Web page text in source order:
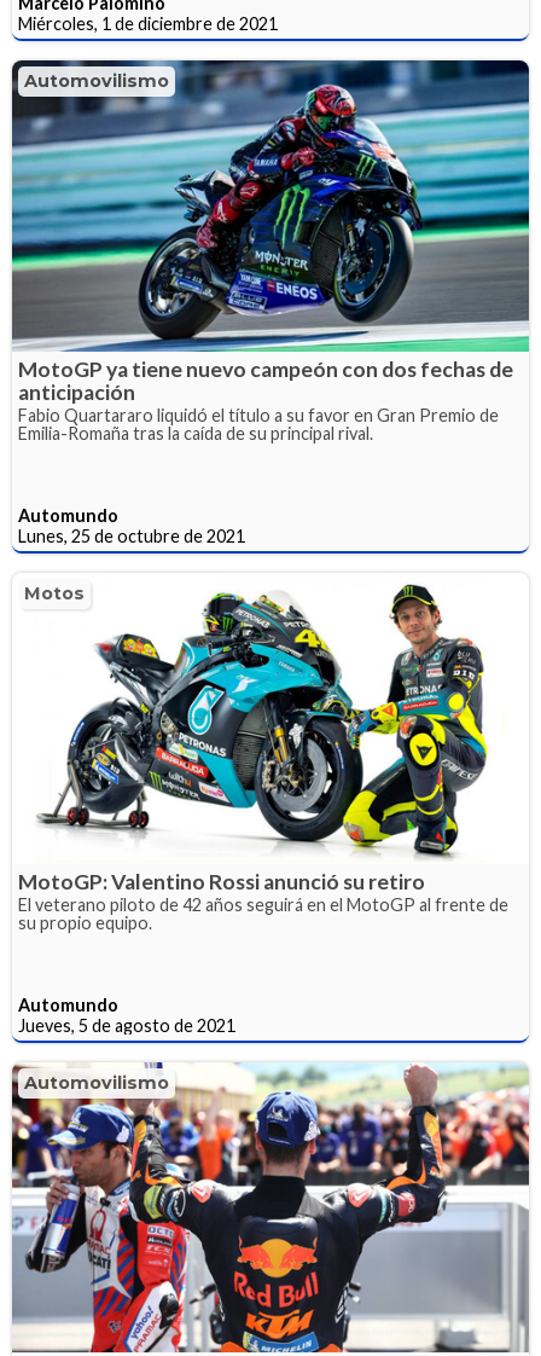
Miércoles, 1 de diciembre de 2021
Automovilismo
MotoGP ya tiene nuevo campeón con dos fechas de
anticipación
Fabio Quartararo liquidó el título a su favor en Gran Premio de
Emilia-Romaña tras la caída de su principal rival.
Automundo
Lunes, 25 de octubre de 2021
Motos
MotoGP: Valentino Rossi anunció su retiro
El veterano piloto de 42 años seguirá en el MotoGP al frente de
su propio equipo.
Automundo
Jueves, 5 de agosto de 2021
Automovilismo